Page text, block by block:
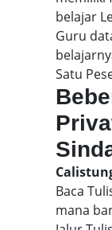
belajar
Guru
Satu
Baca
mana